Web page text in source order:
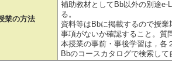
業の方法
補助教材としてBb以外の別途e-
る。
資料等はBbに掲載するので授
事項がないか確認すること。質
本授業の事前・事後学習は，各
Bbのコースカタログで検索して